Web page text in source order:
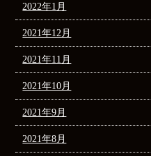
2022年1月
2021年12月
2021年11月
2021年10月
2021年9月
2021年8月